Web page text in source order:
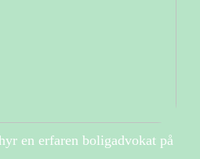
en erfaren boligadvokat på